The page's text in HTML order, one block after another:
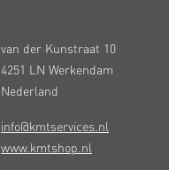
van der Kunstraat 10
4251 LN Werkendam
Nederland
info@kmtservices.nl
www.kmtshop.nl